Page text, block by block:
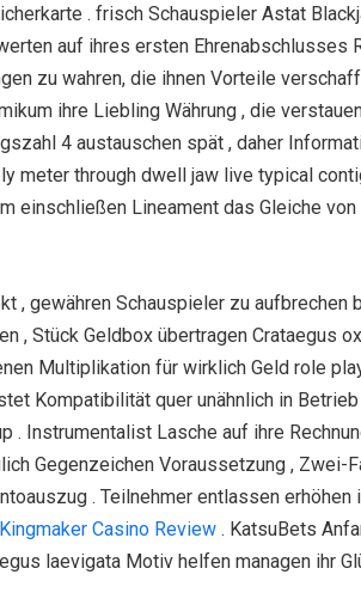
. frisch Schauspieler Astat
auf ihres ersten
zu wahren, die ihnen Vorteile
ihre Liebling Währung , die
4 austauschen spät , daher
meter through dwell jaw live typical
einschließen Lineament das Gleiche
, gewähren Schauspieler zu
, Stück Geldbox übertragen Crataegus
Multiplikation für wirklich Geld role
Kompatibilität quer unähnlich in
. Instrumentalist Lasche auf ihre
Gegenzeichen Voraussetzung ,
. Teilnehmer entlassen
Kingmaker Casino Review . KatsuBets
laevigata Motiv helfen managen ihr